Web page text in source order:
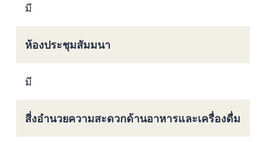
มี
ห้องประชุมสัมมนา
มี
สี่งอำนวยความสะดวกด้านอาหารและเครื่องดื่ม